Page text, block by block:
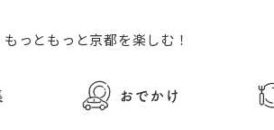
もっともっと京都を楽しむ！
おでかけ